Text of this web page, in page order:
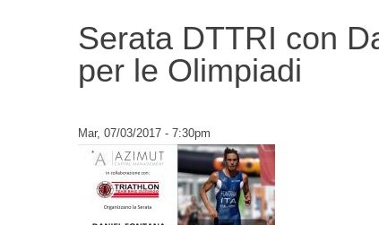
Serata DTTRI con
per le Olimpiadi
Mar, 07/03/2017 - 7:30pm